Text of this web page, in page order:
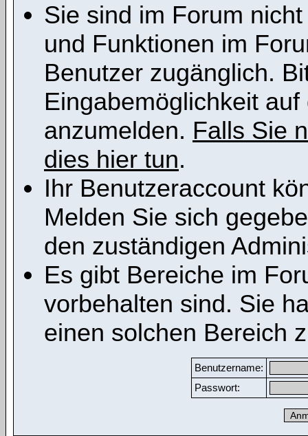
Sie sind im Forum
und Funktionen im
Benutzer zugänglich.
Eingabemöglichkeit
anzumelden. Falls Sie
dies hier tun.
Ihr Benutzeraccount
Melden Sie sich
den zuständigen
Es gibt Bereiche im
vorbehalten sind. Sie
einen solchen Bereich
Benutzername:
Passwort: